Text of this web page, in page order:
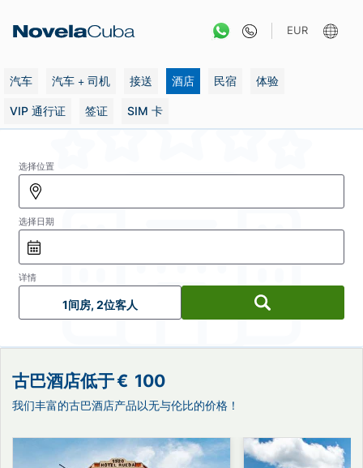
容
EUR
汽车 汽车 + 司机 接送 酒店 民宿 体验
VIP 通行证 签证 SIM 卡
选择位置
选择日期
详情
1间房, 2位客人
古巴酒店低于€ 100
我们丰富的古巴酒店产品以无与伦比的价格！